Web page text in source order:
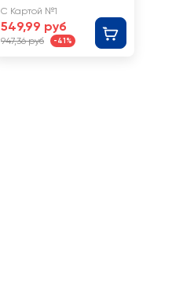
брют
С Картой №1
549,99 руб
947,36 руб -41%